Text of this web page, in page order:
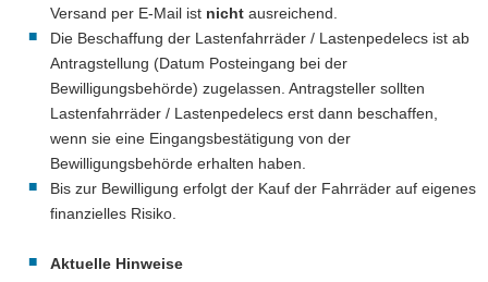
Versand per E-Mail ist nicht ausreichend.
Die Beschaffung der Lastenfahrräder / Lastenpedelecs ist ab
Antragstellung (Datum Posteingang bei der
Bewilligungsbehörde) zugelassen. Antragsteller sollten
Lastenfahrräder / Lastenpedelecs erst dann beschaffen,
wenn sie eine Eingangsbestätigung von der
Bewilligungsbehörde erhalten haben.
Bis zur Bewilligung erfolgt der Kauf der Fahrräder auf eigenes
finanzielles Risiko.
Aktuelle Hinweise